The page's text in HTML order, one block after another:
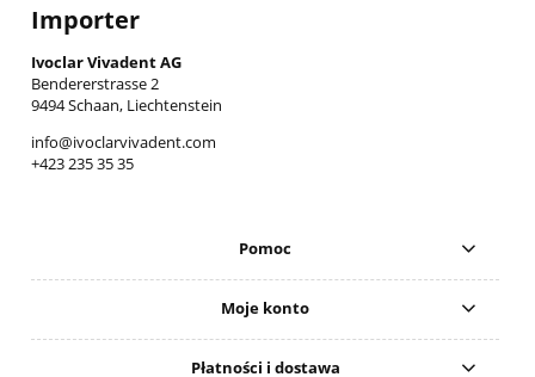
Importer
Ivoclar Vivadent AG
Bendererstrasse 2
9494 Schaan, Liechtenstein
info@ivoclarvivadent.com
+423 235 35 35
Pomoc
Moje konto
Płatności i dostawa